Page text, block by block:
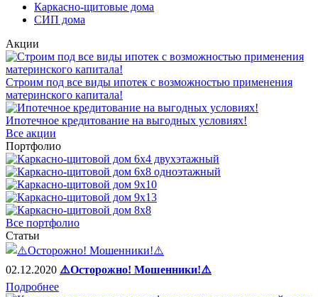
Каркасно-щитовые дома
СИП дома
Акции
Строим под все виды ипотек с возможностью применения
материнского капитала!
Ипотечное кредитование на выгодных условиях!
Все акции
Портфолио
Все портфолио
Статьи
02.12.2020 ⚠️Осторожно! Мошенники!⚠️
Подробнее